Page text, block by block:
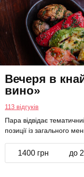
Вечеря в
вино»
113 відгуків
Пара відвідає
позиції із загального
1400 грн до